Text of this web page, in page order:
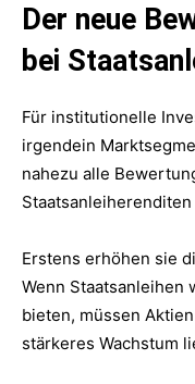
Der neue
bei
Für institutionelle
irgendein
nahezu alle
Erstens erhöhen sie
Wenn Staatsanleihen
bieten, müssen
stärkeres Wachstum